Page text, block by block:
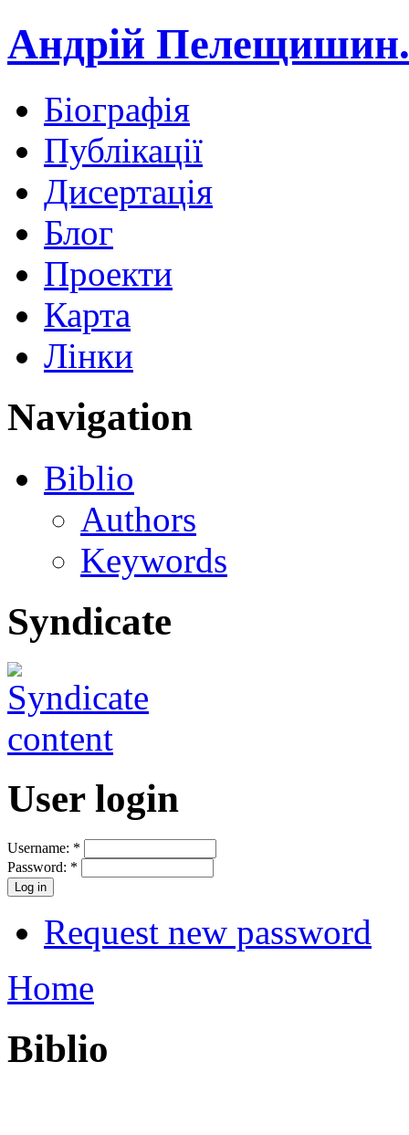
Андрій
Біографія
Публікації
Дисертація
Блог
Проекти
Карта
Лінки
Navigation
Biblio
Authors
Keywords
Syndicate
User login
Username: *
Password: *
Request new password
Home
Biblio